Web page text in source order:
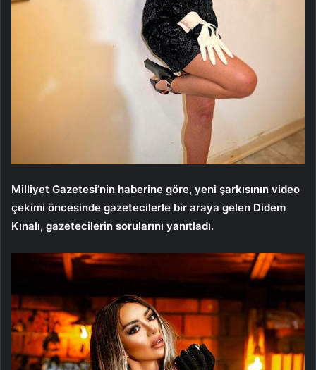
Milliyet Gazetesi’nin haberine göre, yeni şarkısının video
çekimi öncesinde gazetecilerle bir araya gelen Didem
Kınalı, gazetecilerin sorularını yanıtladı.